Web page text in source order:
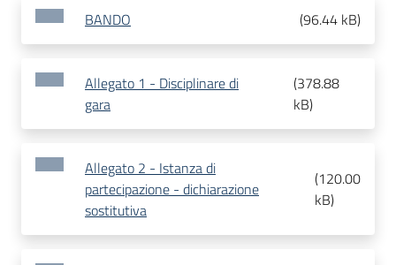
BANDO (96.44 kB)
Allegato 1 - Disciplinare di
gara
(378.88
kB)
Allegato 2 - Istanza di
partecipazione - dichiarazione
sostitutiva
(120.00
kB)